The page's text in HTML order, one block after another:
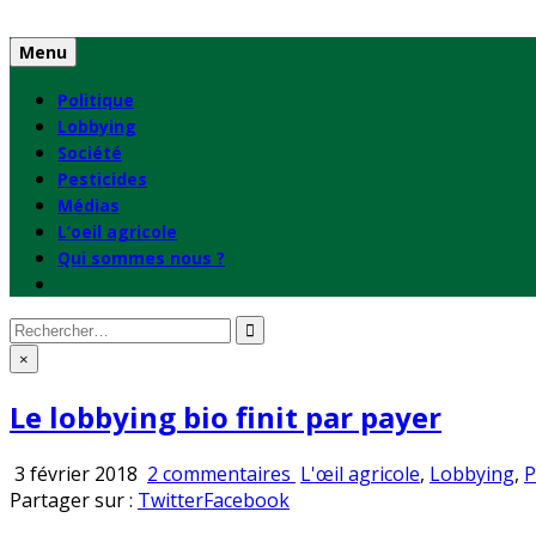
to
content
Menu
Politique
Lobbying
Société
Pesticides
Médias
L’oeil agricole
Qui sommes nous ?
Rechercher
: ×
Le lobbying bio finit par payer
3 février 2018 2 commentaires sur
Publié
L'œil agricole, Lobbying,
Partager sur : TwitterFacebook